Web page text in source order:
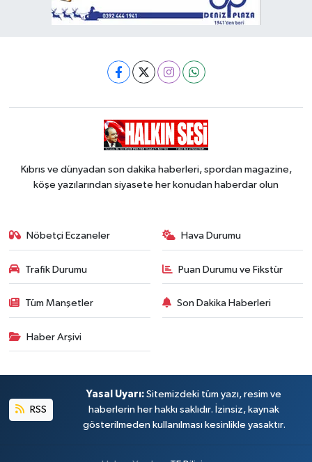
Kıbrıs ve dünyadan son dakika haberleri, spordan magazine,
köşe yazılarından siyasete her konudan haberdar olun
Nöbetçi Eczaneler Hava Durumu
Trafik Durumu Puan Durumu ve Fikstür
Tüm Manşetler Son Dakika Haberleri
Haber Arşivi
RSS
Yasal Uyarı: Sitemizdeki tüm yazı, resim ve
haberlerin her hakkı saklıdır. İzinsiz, kaynak
gösterilmeden kullanılması kesinlikle yasaktır.